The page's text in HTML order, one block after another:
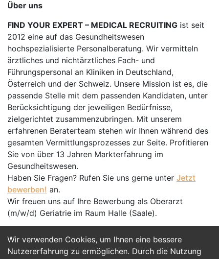
Wir verwenden Cookies, um Ihnen eine bessere
Nutzererfahrung zu ermöglichen. Durch die Nutzung
Über uns
FIND YOUR EXPERT – MEDICAL RECRUITING ist seit
2012 eine auf das Gesundheitswesen
hochspezialisierte Personalberatung. Wir vermitteln
ärztliches und nichtärztliches Fach- und
Führungspersonal an Kliniken in Deutschland,
Österreich und der Schweiz. Unsere Mission ist es, die
passende Stelle mit dem passenden Kandidaten, unter
Berücksichtigung der jeweiligen Bedürfnisse,
zielgerichtet zusammenzubringen. Mit unserem
erfahrenen Beraterteam stehen wir Ihnen während des
gesamten Vermittlungsprozesses zur Seite. Profitieren
Sie von über 13 Jahren Markterfahrung im
Gesundheitswesen.
Haben Sie Fragen? Rufen Sie uns gerne unter Jetzt
bewerben! an.
Wir freuen uns auf Ihre Bewerbung als Oberarzt
(m/w/d) Geriatrie im Raum Halle (Saale).
Jetzt Bewerben